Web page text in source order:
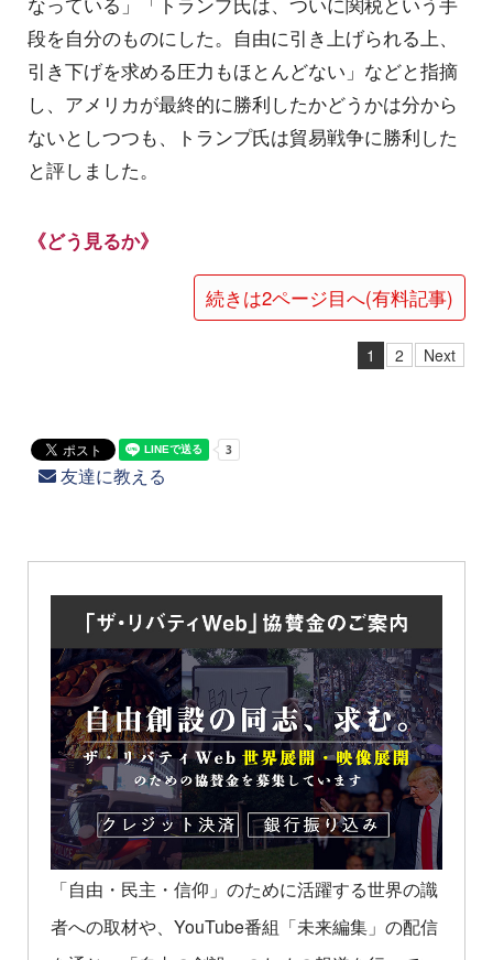
段を自分のものにした。自由に引き上げられる上、
引き下げを求める圧力もほとんどない」などと指摘
し、アメリカが最終的に勝利したかどうかは分から
ないとしつつも、トランプ氏は貿易戦争に勝利した
と評しました。
《どう見るか》
続きは2ページ目へ(有料記事)
1 2 Next
友達に教える
「自由・民主・信仰」のために活躍する世界の識
者への取材や、YouTube番組「未来編集」の配信